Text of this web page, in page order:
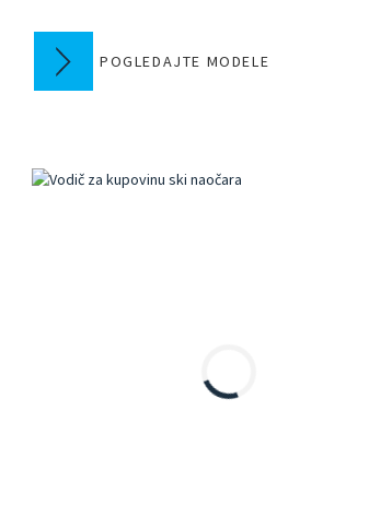
POGLEDAJTE MODELE